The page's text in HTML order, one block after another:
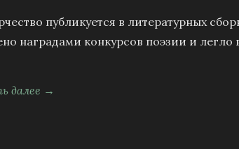
публикуется в литературных
наградами конкурсов поэзии и легло
далее →